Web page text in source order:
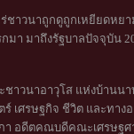
าวนาถูกดูถูกเหยียดหย
มา มาถึงรัฐบาลปัจจุบัน
ชาวนาอาวุโส แห่งบ้าน
เศรษฐกิจ ชีวิต และทา
อดีตคณบดีคณะเศรษฐ